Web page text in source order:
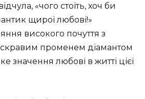
«чого стоїть, хоч би
щирої любові!»
високого почуття з
променем діамантом
значення любові в житті цієї